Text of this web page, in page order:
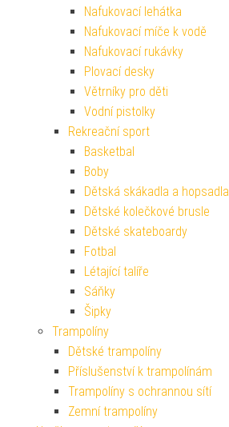
Nafukovací lehátka
Nafukovací míče k vodě
Nafukovací rukávky
Plovací desky
Větrníky pro děti
Vodní pistolky
Rekreační sport
Basketbal
Boby
Dětská skákadla a hopsadla
Dětské kolečkové brusle
Dětské skateboardy
Fotbal
Létající talíře
Sáňky
Šipky
Trampolíny
Dětské trampolíny
Příslušenství k trampolínám
Trampolíny s ochrannou sítí
Zemní trampolíny